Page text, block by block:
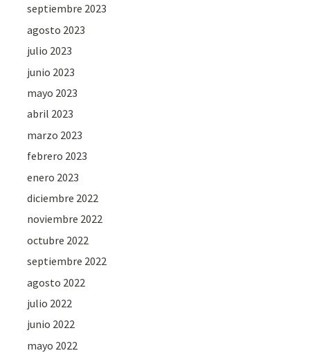
septiembre 2023
agosto 2023
julio 2023
junio 2023
mayo 2023
abril 2023
marzo 2023
febrero 2023
enero 2023
diciembre 2022
noviembre 2022
octubre 2022
septiembre 2022
agosto 2022
julio 2022
junio 2022
mayo 2022